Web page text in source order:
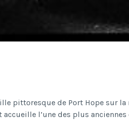
pittoresque de Port Hope sur la
accueille l’une des plus